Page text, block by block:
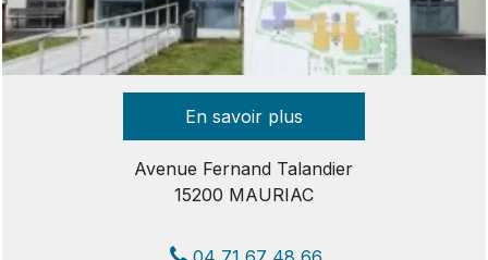
Avenue Fernand Talandier
15200 MAURIAC